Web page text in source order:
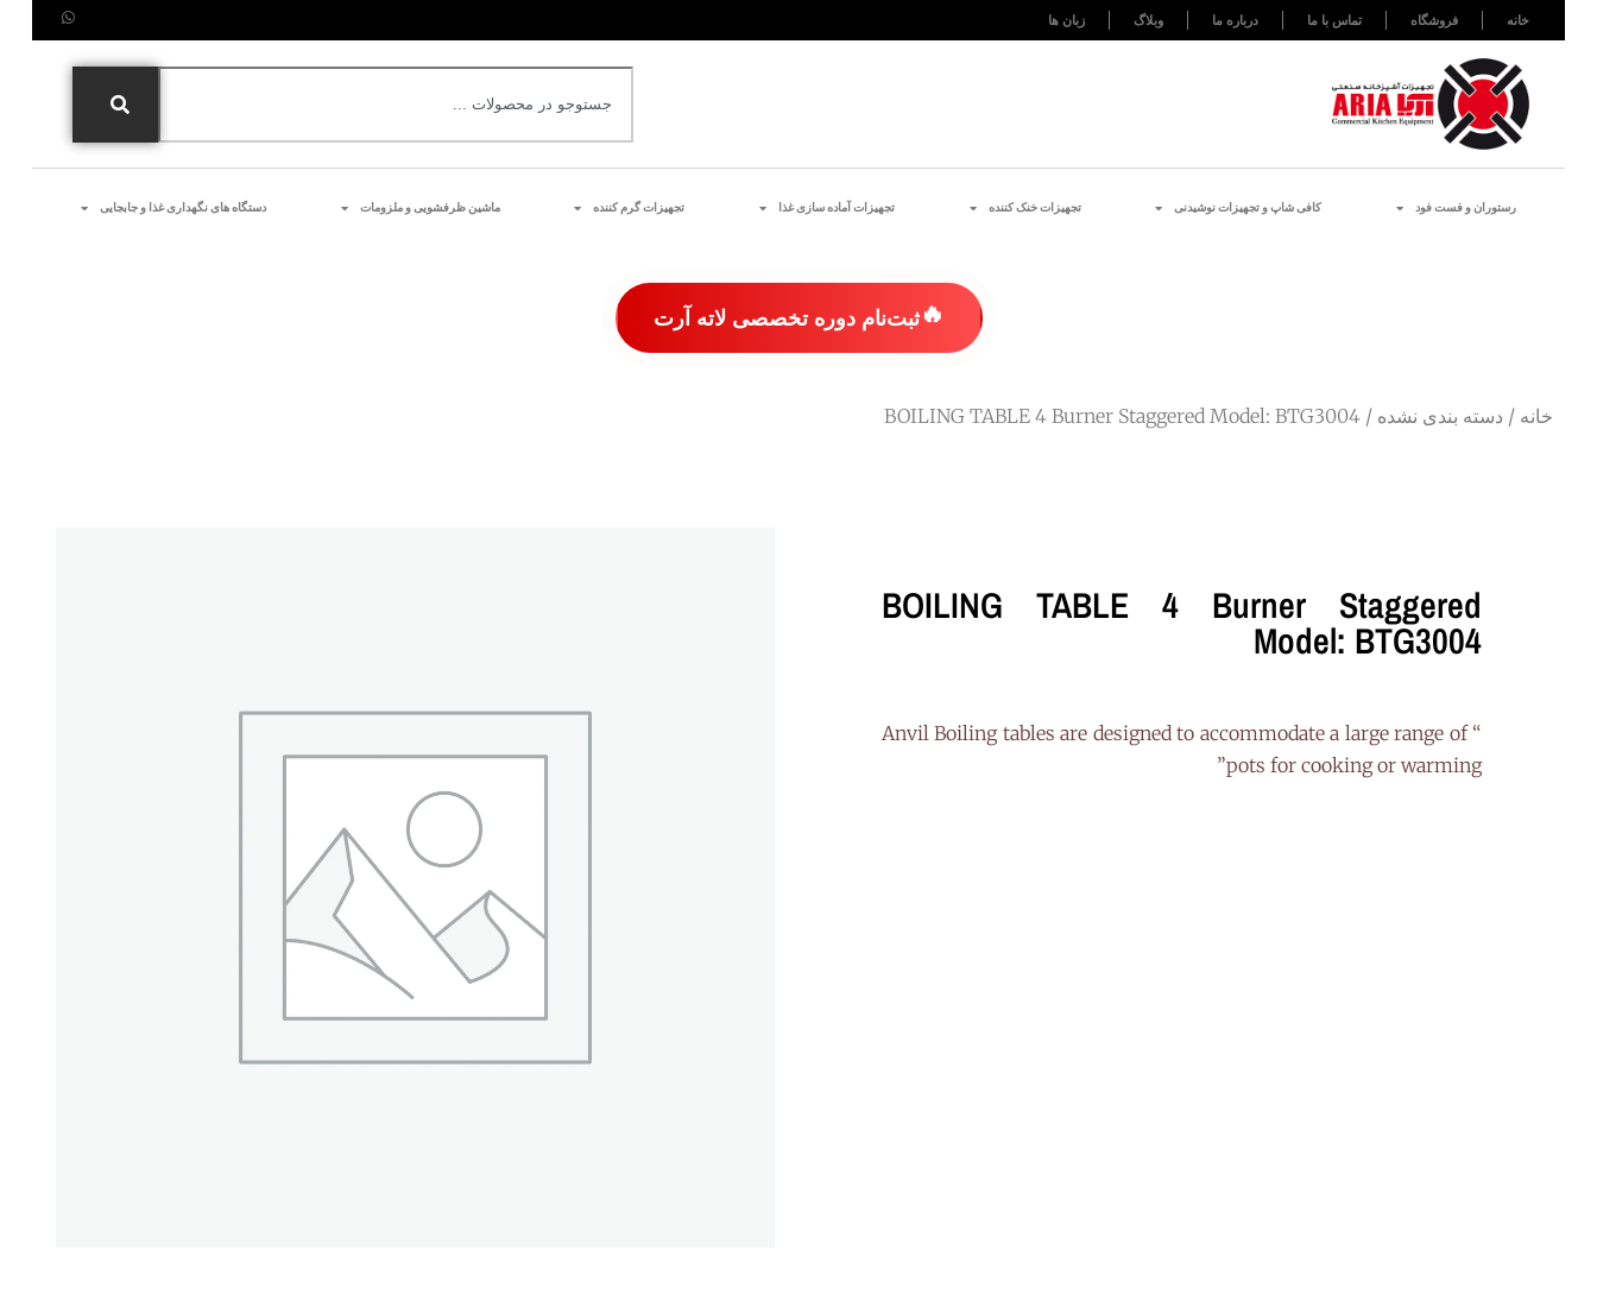
خانه فروشگاه تماس با ما درباره ما وبلاگ زبان ها
رستوران و فست فود کافی شاپ و تجهیزات نوشیدنی تجهیزات خنک کننده تجهیزات آماده سازی غذا تجهیزات گرم کننده ماشین ظرفشویی و ملزومات دستگاه های نگهداری غذا و جابجایی
🔥ثبت‌نام دوره تخصصی لاته آرت
خانه / دسته بندی نشده / BOILING TABLE 4 Burner Staggered Model: BTG3004
BOILING TABLE 4 Burner Staggered
Model: BTG3004
“ Anvil Boiling tables are designed to accommodate a large range of
pots for cooking or warming”